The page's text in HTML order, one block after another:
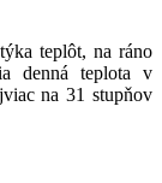
teplôt, na ráno
denná teplota v
na 31 stupňov